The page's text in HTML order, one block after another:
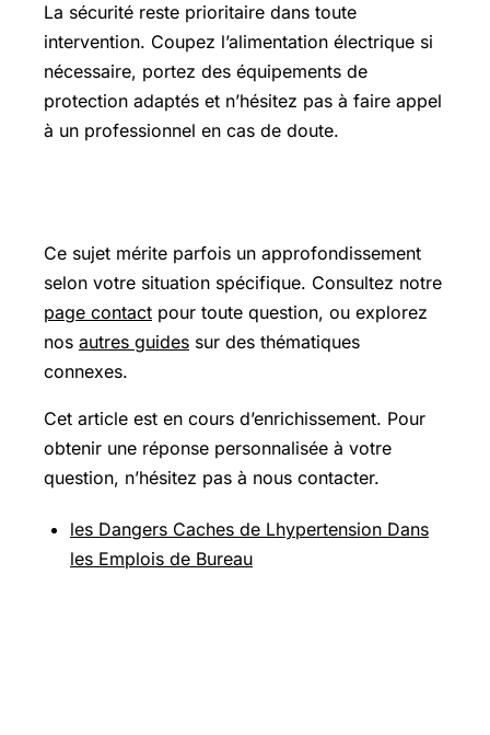
La sécurité reste prioritaire dans toute
intervention. Coupez l’alimentation électrique si
nécessaire, portez des équipements de
protection adaptés et n’hésitez pas à faire appel
à un professionnel en cas de doute.
Ce sujet mérite parfois un approfondissement
selon votre situation spécifique. Consultez notre
page contact pour toute question, ou explorez
nos autres guides sur des thématiques
connexes.
Cet article est en cours d’enrichissement. Pour
obtenir une réponse personnalisée à votre
question, n’hésitez pas à nous contacter.
les Dangers Caches de Lhypertension Dans
les Emplois de Bureau